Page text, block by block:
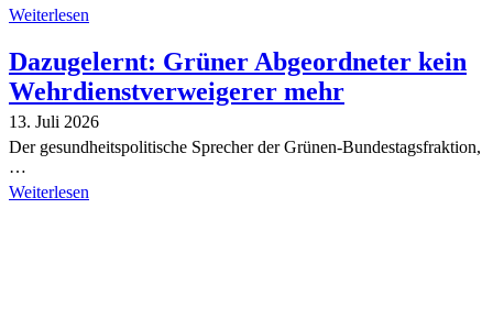
Weiterlesen
Dazugelernt: Grüner Abgeordneter kein
Wehrdienstverweigerer mehr
13. Juli 2026
Der gesundheitspolitische Sprecher der Grünen-Bundestagsfraktion,
…
Weiterlesen